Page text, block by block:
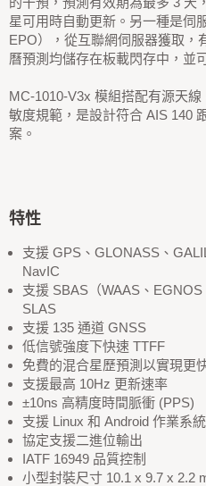
星可用時自動更新。另一種是伺
EPO），從互聯網伺服器獲取，
曆預測均儲存在板載閃存中，並
MC-1010-V3x 模組搭配有源天
敏度規範，是設計符合 AIS 140
案。
特性
支援 GPS、GLONASS、
NavIC
支援 SBAS（WAAS、
SLAS
支援 135 通道 GNSS
低信號強度下快速 TTFF
免費的混合星歷預測以實現更
支援最高 10Hz 更新速率
±10ns 高精度時間脈衝 (PPS)
支援 Linux 和 Android 作業系
協定支援二進位輸出
IATF 16949 品質控制
小型封裝尺寸 10.1 x 9.7 x 2.2